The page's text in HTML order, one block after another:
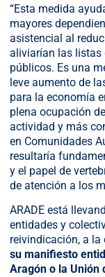
“Esta medida
mayores
asistencial al
aliviarían las listas
públicos. Es una
leve aumento de
para la economía
plena ocupación
actividad y más
en Comunidades
resultaría
y el papel de
de atención a los
ARADE está
entidades y
reivindicación, a la
su manifiesto
Aragón o la Unión